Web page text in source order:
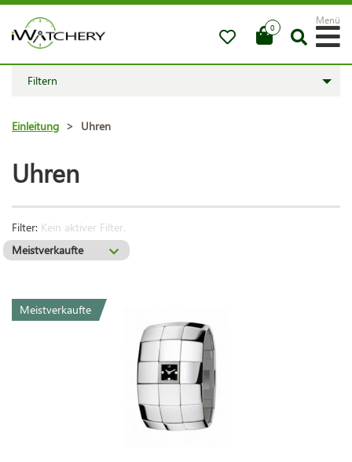
0
Menü
Filtern
Einleitung > Uhren
Uhren
Filter: Kein aktiver Filter.
Meistverkaufte